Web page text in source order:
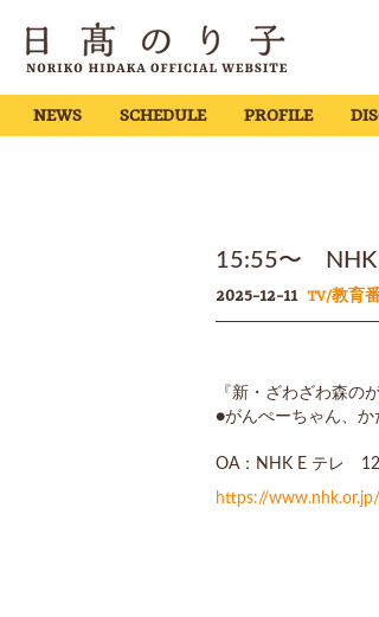
NEWS SCHEDULE PROFILE
15:55〜 NHK
2025-12-11 TV/教育
『新・ざわざわ森の
●がんぺーちゃん、
OA：NHK E テレ
https://